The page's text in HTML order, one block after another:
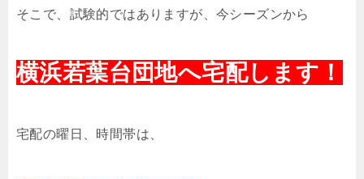
そこで、試験的ではありますが、今シーズンから
横浜若葉台団地へ宅配します！
宅配の曜日、時間帯は、